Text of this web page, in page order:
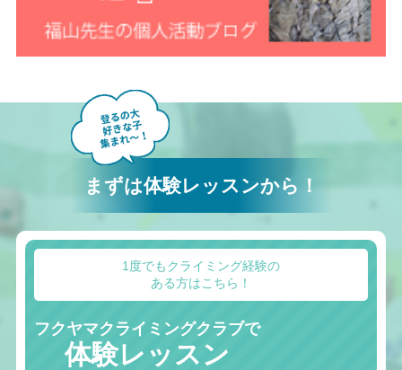
まずは体験レッスンから！
1度でもクライミング経験の
ある方はこちら！
フクヤマクライミングクラブで
体験レッスン